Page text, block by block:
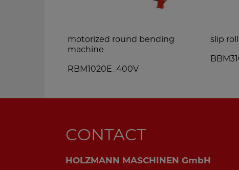
motorized round bending
machine
RBM1020E_400V
slip
CONTACT
HOLZMANN MASCHINEN GmbH